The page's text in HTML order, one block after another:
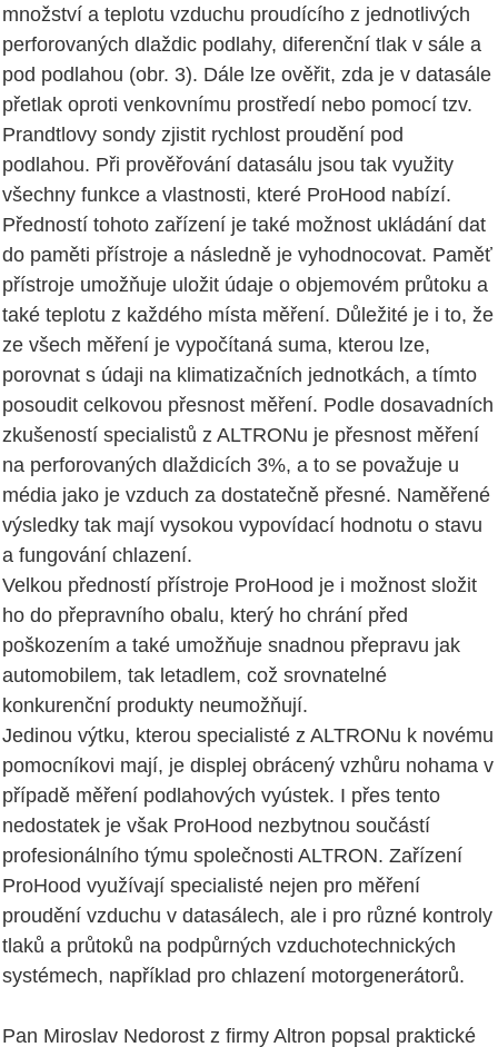
množství a teplotu vzduchu proudícího z jednotlivých
perforovaných dlaždic podlahy, diferenční tlak v sále a
pod podlahou (obr. 3). Dále lze ověřit, zda je v datasále
přetlak oproti venkovnímu prostředí nebo pomocí tzv.
Prandtlovy sondy zjistit rychlost proudění pod
podlahou. Při prověřování datasálu jsou tak využity
všechny funkce a vlastnosti, které ProHood nabízí.
Předností tohoto zařízení je také možnost ukládání dat
do paměti přístroje a následně je vyhodnocovat. Paměť
přístroje umožňuje uložit údaje o objemovém průtoku a
také teplotu z každého místa měření. Důležité je i to, že
ze všech měření je vypočítaná suma, kterou lze,
porovnat s údaji na klimatizačních jednotkách, a tímto
posoudit celkovou přesnost měření. Podle dosavadních
zkušeností specialistů z ALTRONu je přesnost měření
na perforovaných dlaždicích 3%, a to se považuje u
média jako je vzduch za dostatečně přesné. Naměřené
výsledky tak mají vysokou vypovídací hodnotu o stavu
a fungování chlazení.
Velkou předností přístroje ProHood je i možnost složit
ho do přepravního obalu, který ho chrání před
poškozením a také umožňuje snadnou přepravu jak
automobilem, tak letadlem, což srovnatelné
konkurenční produkty neumožňují.
Jedinou výtku, kterou specialisté z ALTRONu k novému
pomocníkovi mají, je displej obrácený vzhůru nohama v
případě měření podlahových vyústek. I přes tento
nedostatek je však ProHood nezbytnou součástí
profesionálního týmu společnosti ALTRON. Zařízení
ProHood využívají specialisté nejen pro měření
proudění vzduchu v datasálech, ale i pro různé kontroly
tlaků a průtoků na podpůrných vzduchotechnických
systémech, například pro chlazení motorgenerátorů.
Pan Miroslav Nedorost z firmy Altron popsal praktické